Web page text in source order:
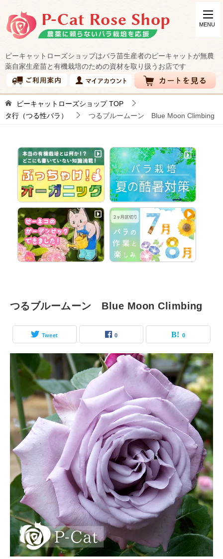
ピーキャットローズショップはバラ苗生産者のピーキャットが無農
薬自家生産苗と有機栽培のための資材を取り扱うお店です
ピーキャットローズショップTOP
タ行（つる性バラ）
つるブルームーン Blue Moon Climbing
つるブルームーン Blue Moon Climbing
Tweet 0 0